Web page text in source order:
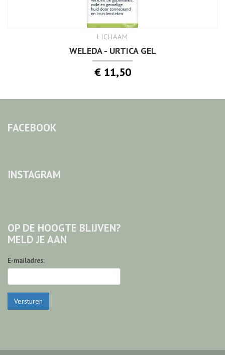
LICHAAM
WELEDA - URTICA GEL
€ 11,50
FACEBOOK
INSTAGRAM
OP DE HOOGTE BLIJVEN?
MELD JE AAN
E-mailadres:
Versturen